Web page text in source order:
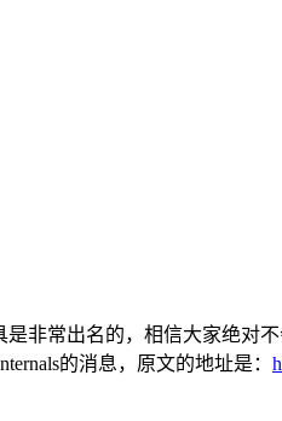
是非常出名的，相信大家绝
的消息， 原文的地址是：